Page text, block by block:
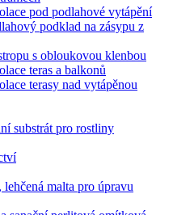
pod podlahové vytápění
podklad na zásypu z
s obloukovou klenbou
teras a balkonů
terasy nad vytápěnou
substrát pro rostliny
malta pro úpravu